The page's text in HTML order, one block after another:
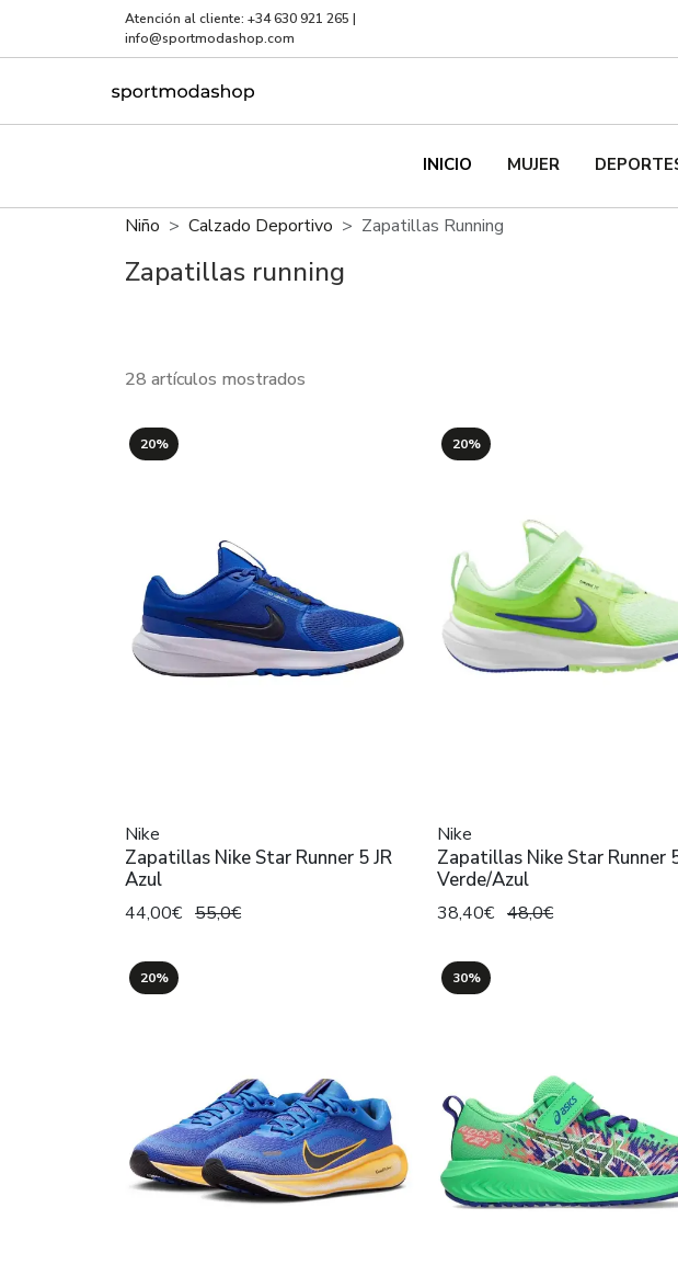
Atención al cliente: +34 630 921 265 |
info@sportmodashop.com
INICIO MUJER
Niño Calzado Deportivo Zapatillas Running
Zapatillas running
28 artículos mostrados
20%
Nike
Zapatillas Nike Star Runner 5 JR
Azul
44,00€ 55,0€
20%
Nike
Zapatillas Nike Star Runner
Verde/Azul
38,40€ 48,0€
20% 30%